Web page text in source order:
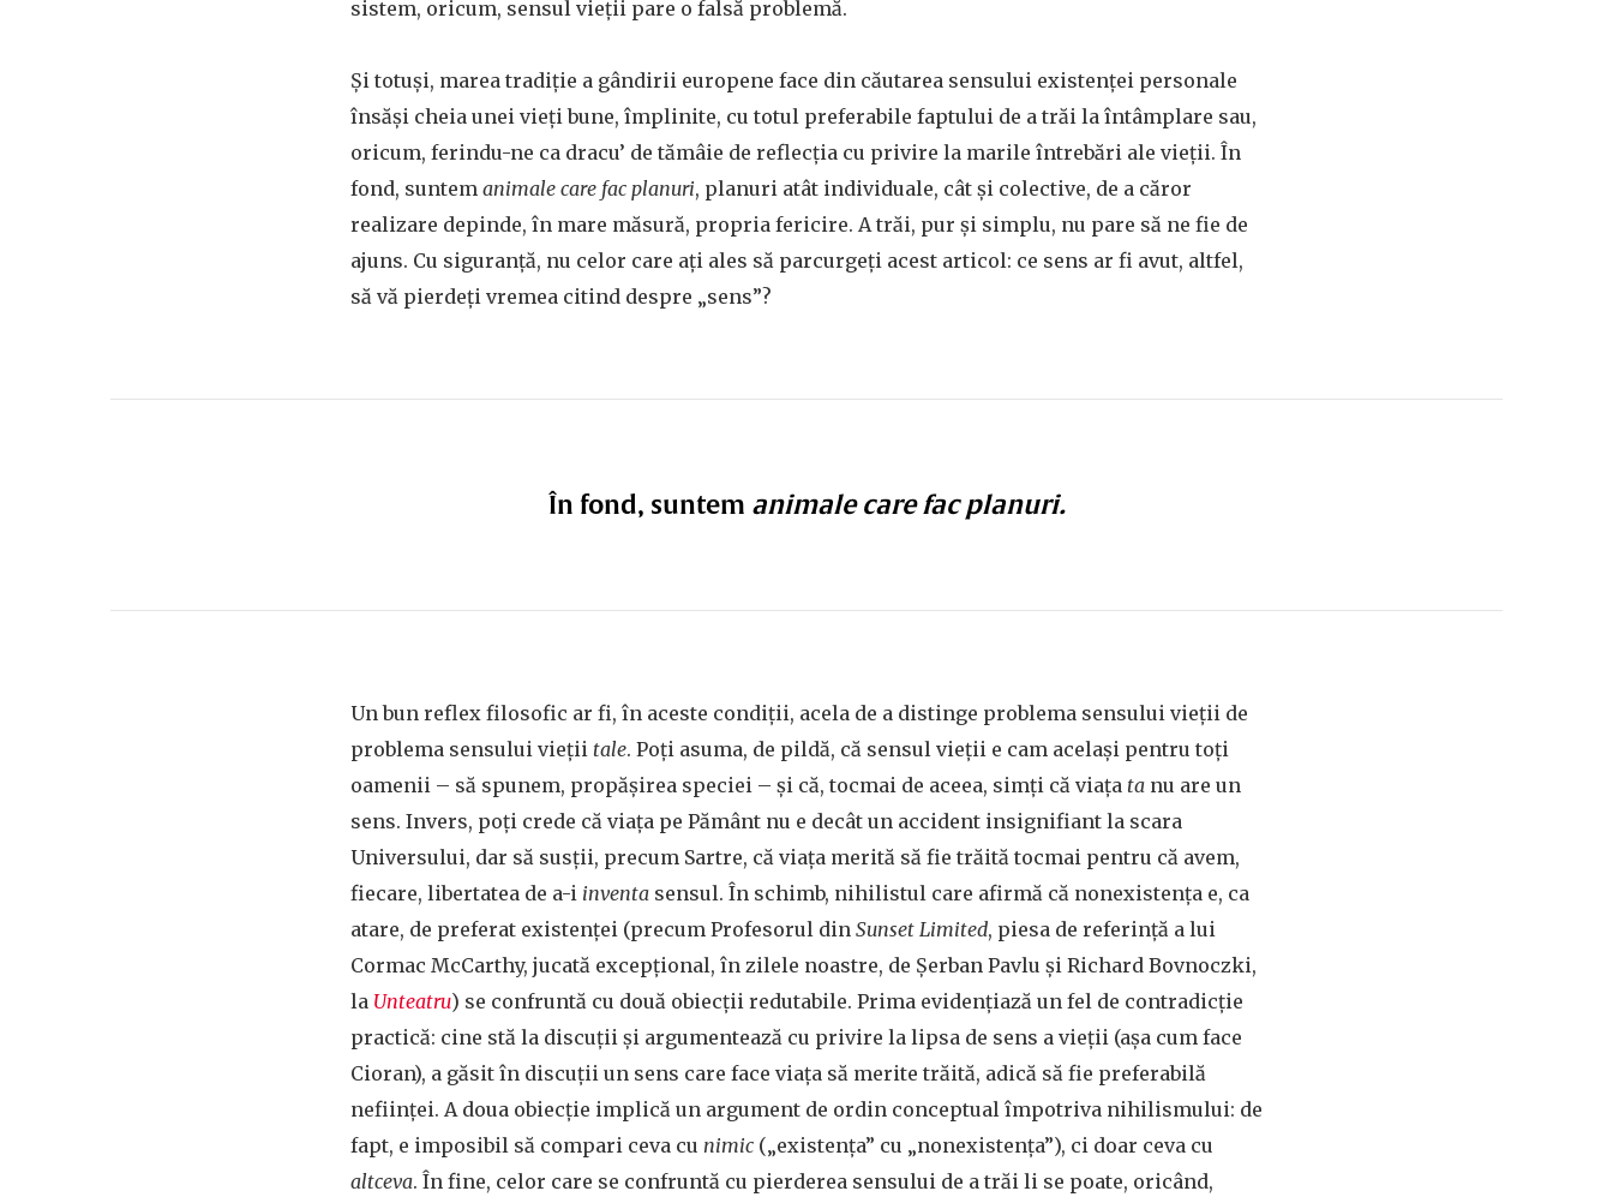
sistem, oricum, sensul vieţii pare o falsă problemă.
Şi totuşi, marea tradiţie a gândirii europene face din căutarea sensului existenţei personale
însăşi cheia unei vieţi bune, împlinite, cu totul preferabile faptului de a trăi la întâmplare sau,
oricum, ferindu-ne ca dracu’ de tămâie de reflecţia cu privire la marile întrebări ale vieţii. În
fond, suntem animale care fac planuri, planuri atât individuale, cât şi colective, de a căror
realizare depinde, în mare măsură, propria fericire. A trăi, pur şi simplu, nu pare să ne fie de
ajuns. Cu siguranţă, nu celor care aţi ales să parcurgeţi acest articol: ce sens ar fi avut, altfel,
să vă pierdeţi vremea citind despre „sens”?
În fond, suntem animale care fac planuri.
Un bun reflex filosofic ar fi, în aceste condiţii, acela de a distinge problema sensului vieţii de
problema sensului vieţii tale. Poţi asuma, de pildă, că sensul vieţii e cam acelaşi pentru toţi
oamenii – să spunem, propăşirea speciei – şi că, tocmai de aceea, simţi că viaţa ta nu are un
sens. Invers, poţi crede că viaţa pe Pământ nu e decât un accident insignifiant la scara
Universului, dar să susţii, precum Sartre, că viaţa merită să fie trăită tocmai pentru că avem,
fiecare, libertatea de a-i inventa sensul. În schimb, nihilistul care afirmă că nonexistenţa e, ca
atare, de preferat existenţei (precum Profesorul din Sunset Limited, piesa de referinţă a lui
Cormac McCarthy, jucată excepţional, în zilele noastre, de Şerban Pavlu şi Richard Bovnoczki,
la Unteatru) se confruntă cu două obiecţii redutabile. Prima evidenţiază un fel de contradicţie
practică: cine stă la discuţii şi argumentează cu privire la lipsa de sens a vieţii (aşa cum face
Cioran), a găsit în discuţii un sens care face viaţa să merite trăită, adică să fie preferabilă
nefiinţei. A doua obiecţie implică un argument de ordin conceptual împotriva nihilismului: de
fapt, e imposibil să compari ceva cu nimic („existenţa” cu „nonexistenţa”), ci doar ceva cu
altceva. În fine, celor care se confruntă cu pierderea sensului de a trăi li se poate, oricând,